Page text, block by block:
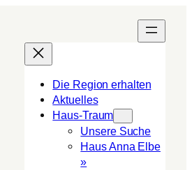
Die Region erhalten
Aktuelles
Haus-Traum
Unsere Suche
Haus Anna Elbe
»